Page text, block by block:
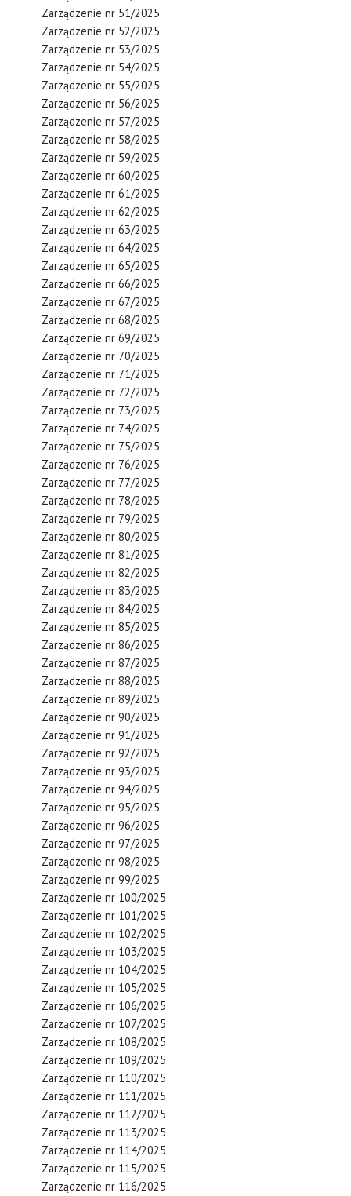
Zarządzenie nr 51/2025
Zarządzenie nr 52/2025
Zarządzenie nr 53/2025
Zarządzenie nr 54/2025
Zarządzenie nr 55/2025
Zarządzenie nr 56/2025
Zarządzenie nr 57/2025
Zarządzenie nr 58/2025
Zarządzenie nr 59/2025
Zarządzenie nr 60/2025
Zarządzenie nr 61/2025
Zarządzenie nr 62/2025
Zarządzenie nr 63/2025
Zarządzenie nr 64/2025
Zarządzenie nr 65/2025
Zarządzenie nr 66/2025
Zarządzenie nr 67/2025
Zarządzenie nr 68/2025
Zarządzenie nr 69/2025
Zarządzenie nr 70/2025
Zarządzenie nr 71/2025
Zarządzenie nr 72/2025
Zarządzenie nr 73/2025
Zarządzenie nr 74/2025
Zarządzenie nr 75/2025
Zarządzenie nr 76/2025
Zarządzenie nr 77/2025
Zarządzenie nr 78/2025
Zarządzenie nr 79/2025
Zarządzenie nr 80/2025
Zarządzenie nr 81/2025
Zarządzenie nr 82/2025
Zarządzenie nr 83/2025
Zarządzenie nr 84/2025
Zarządzenie nr 85/2025
Zarządzenie nr 86/2025
Zarządzenie nr 87/2025
Zarządzenie nr 88/2025
Zarządzenie nr 89/2025
Zarządzenie nr 90/2025
Zarządzenie nr 91/2025
Zarządzenie nr 92/2025
Zarządzenie nr 93/2025
Zarządzenie nr 94/2025
Zarządzenie nr 95/2025
Zarządzenie nr 96/2025
Zarządzenie nr 97/2025
Zarządzenie nr 98/2025
Zarządzenie nr 99/2025
Zarządzenie nr 100/2025
Zarządzenie nr 101/2025
Zarządzenie nr 102/2025
Zarządzenie nr 103/2025
Zarządzenie nr 104/2025
Zarządzenie nr 105/2025
Zarządzenie nr 106/2025
Zarządzenie nr 107/2025
Zarządzenie nr 108/2025
Zarządzenie nr 109/2025
Zarządzenie nr 110/2025
Zarządzenie nr 111/2025
Zarządzenie nr 112/2025
Zarządzenie nr 113/2025
Zarządzenie nr 114/2025
Zarządzenie nr 115/2025
Zarządzenie nr 116/2025